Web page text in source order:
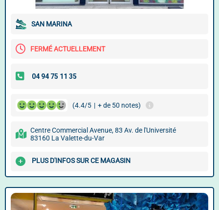
SAN MARINA
FERMÉ ACTUELLEMENT
(4.4/5 | + de 50 notes)
Centre Commercial Avenue, 83 Av. de l'Université
83160 La Valette-du-Var
PLUS D'INFOS SUR CE MAGASIN